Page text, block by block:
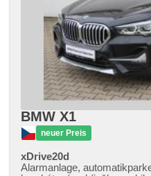
BMW X1
neuer Preis
xDrive20d
Alarmanlage,